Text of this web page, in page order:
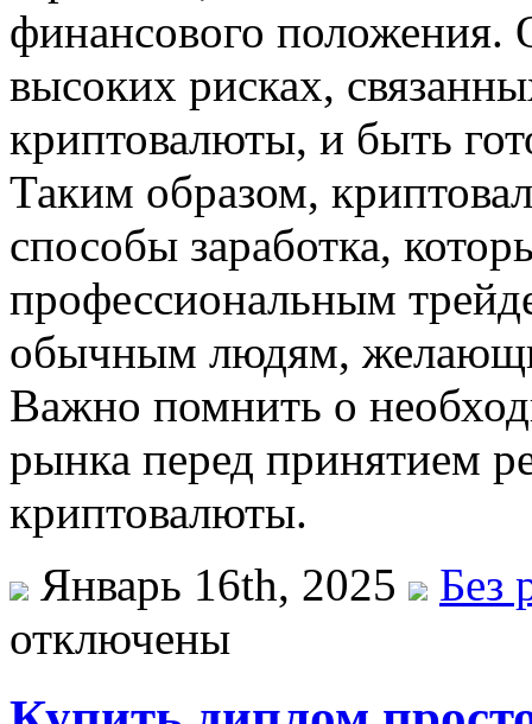
финансового положения.
высоких рисках,
криптовалюты, и быть
Таким образом,
способы заработка,
профессиональным
обычным людям,
Важно помнить о
рынка перед принятием
криптовалюты.
Январь 16th, 2025
Без
отключены